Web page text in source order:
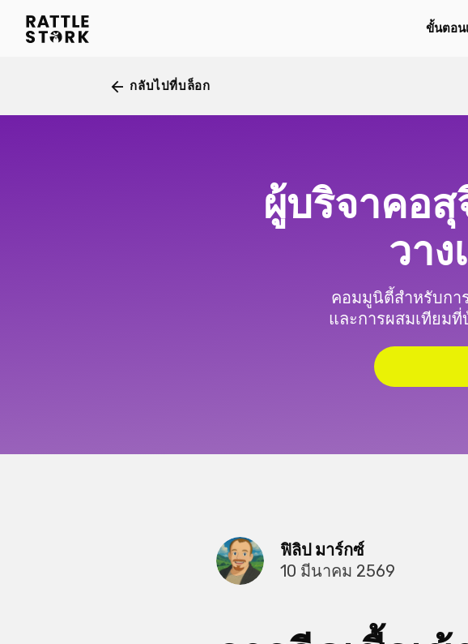
ขั้นตอน
arrow_back กลับไปที่บล็อก
ผู้บริจาคอ
วา
คอมมูนิตี้สำหรับกา
และการผสมเทียม
ฟิลิป มาร์กซ์
10 มีนาคม 2569